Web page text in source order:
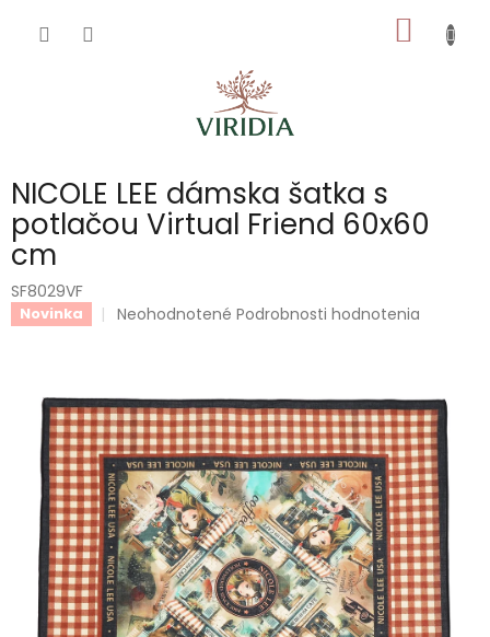
KOŠÍK
NICOLE LEE dámska šatka s
potlačou Virtual Friend 60x60
cm
SF8029VF
Novinka
Priemerné
0,0
z
5
hviezdičiek.
Neohodnotené Podrobnosti hodnotenia